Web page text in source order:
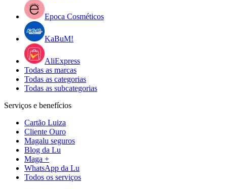
Epoca Cosméticos
KaBuM!
AliExpress
Todas as marcas
Todas as categorias
Todas as subcategorias
Serviços e benefícios
Cartão Luiza
Cliente Ouro
Magalu seguros
Blog da Lu
Maga +
WhatsApp da Lu
Todos os serviços